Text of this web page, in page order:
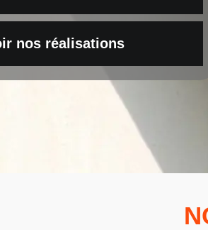
nos réalisations